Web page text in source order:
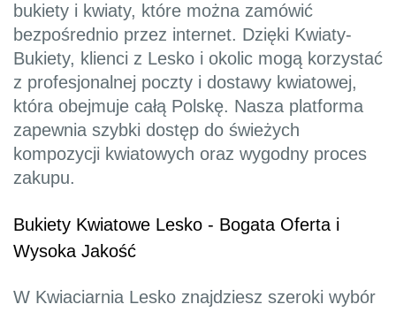
bukiety i kwiaty, które można zamówić
bezpośrednio przez internet. Dzięki Kwiaty-
Bukiety, klienci z Lesko i okolic mogą korzystać
z profesjonalnej poczty i dostawy kwiatowej,
która obejmuje całą Polskę. Nasza platforma
zapewnia szybki dostęp do świeżych
kompozycji kwiatowych oraz wygodny proces
zakupu.
Bukiety Kwiatowe Lesko - Bogata Oferta i
Wysoka Jakość
W Kwiaciarnia Lesko znajdziesz szeroki wybór